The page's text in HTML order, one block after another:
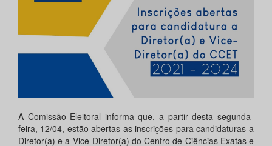
A Comissão Eleitoral informa que, a partir desta segunda-
feira, 12/04, estão abertas as inscrições para candidaturas a
Diretor(a) e a Vice-Diretor(a) do Centro de Ciências Exatas e